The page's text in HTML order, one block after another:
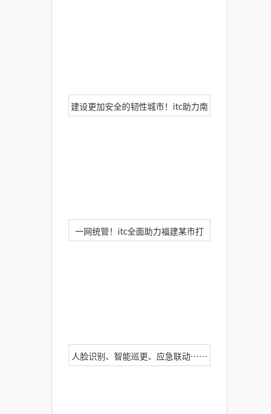
建设更加安全的韧性城市！itc助力南
一网统管！itc全面助力福建某市打
人脸识别、智能巡更、应急联动……